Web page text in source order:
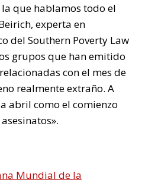
la que hablamos todo el
experta en
del Southern Poverty Law
grupos que han emitido
con el mes de
realmente extraño. A
abril como el comienzo
Mundial de la